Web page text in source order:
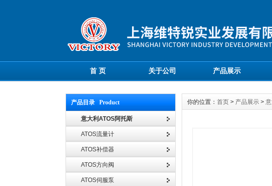
首 页 关于公司 产品展示
产品目录 Product
意大利ATOS阿托斯
ATOS流量计
ATOS补偿器
ATOS方向阀
ATOS伺服泵
你的位置： 首页 > 产品展示 >